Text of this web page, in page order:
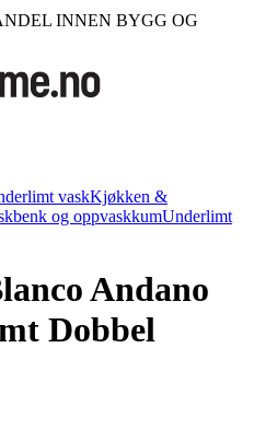
INNEN BYGG OG
vaskKjøkken &
og oppvaskkumUnderlimt
Andano
Dobbel